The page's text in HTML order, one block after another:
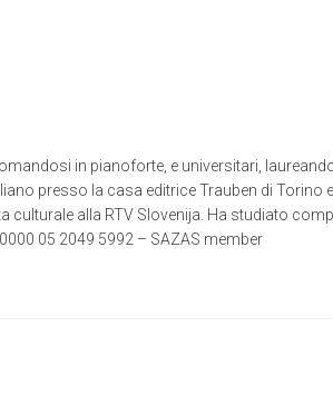
in pianoforte, e universitari,
presso la casa editrice Trauben di Torino
alla RTV Slovenija. Ha studiato
05 2049 5992 – SAZAS member